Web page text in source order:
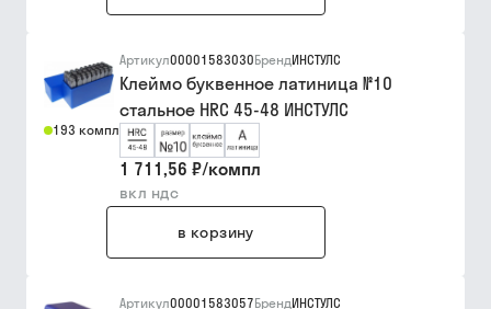
193 компл
Артикул00001583030БрендИНСТУЛС
Клеймо буквенное латиница №10
стальное HRC 45-48 ИНСТУЛС
1 711,56 ₽/компл
вкл ндс
в корзину
Артикул00001583057БрендИНСТУЛС